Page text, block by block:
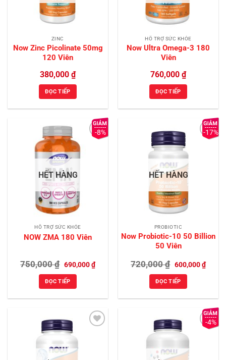
ZINC
Now Zinc Picolinate 50mg
120 Viên
380,000 ₫
ĐỌC TIẾP
HỖ TRỢ SỨC KHỎE
Now Ultra Omega-3 180
Viên
760,000 ₫
ĐỌC TIẾP
-8%
HẾT HÀNG
HỖ TRỢ SỨC KHỎE
NOW ZMA 180 Viên
750,000₫ Giá
gốc
là:
750,000 ₫.
690,000₫Giá
hiện
ĐỌC TIẾP
-17%
HẾT HÀNG
PROBIOTIC
Now Probiotic-10 50 Billion
50 Viên
720,000₫ Giá
gốc
là:
720,000 ₫.
600,000₫Giá
hiện
ĐỌC TIẾP
-4%